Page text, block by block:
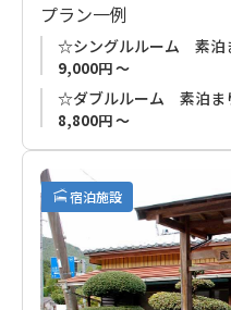
こちらのお宿にはエレベータ
予めご了承ください。
シングルルーム：１Ｆ～３Ｆ
ツインルーム：２Ｆ～３Ｆ
ダブルルーム：１Ｆ
トリプルルーム：２Ｆ
プラン一例
☆シングルルーム 素泊
9,000円 ～
☆ダブルルーム 素泊ま
8,800円 ～
宿泊施設